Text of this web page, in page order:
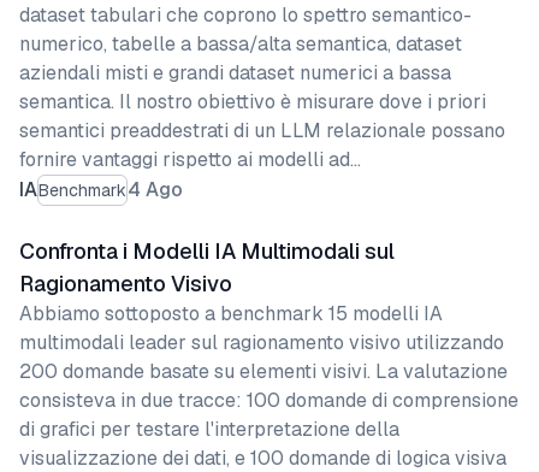
IABenchmark4 Ago
dataset tabulari che coprono lo spettro semantico-
numerico, tabelle a bassa/alta semantica, dataset
aziendali misti e grandi dataset numerici a bassa
semantica. Il nostro obiettivo è misurare dove i priori
semantici preaddestrati di un LLM relazionale possano
fornire vantaggi rispetto ai modelli ad…
Confronta i Modelli IA Multimodali sul
Ragionamento Visivo
Abbiamo sottoposto a benchmark 15 modelli IA
multimodali leader sul ragionamento visivo utilizzando
200 domande basate su elementi visivi. La valutazione
consisteva in due tracce: 100 domande di comprensione
di grafici per testare l'interpretazione della
visualizzazione dei dati, e 100 domande di logica visiva